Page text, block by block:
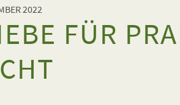
2022
FÜR